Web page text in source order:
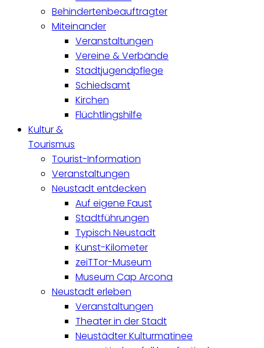
Behindertenbeauftragter
Miteinander
Veranstaltungen
Vereine & Verbände
Stadtjugendpflege
Schiedsamt
Kirchen
Flüchtlingshilfe
Kultur &
Tourismus
Tourist-Information
Veranstaltungen
Neustadt entdecken
Auf eigene Faust
Stadtführungen
Typisch Neustadt
Kunst-Kilometer
zeiTTor-Museum
Museum Cap Arcona
Neustadt erleben
Veranstaltungen
Theater in der Stadt
Neustädter Kulturmatinee